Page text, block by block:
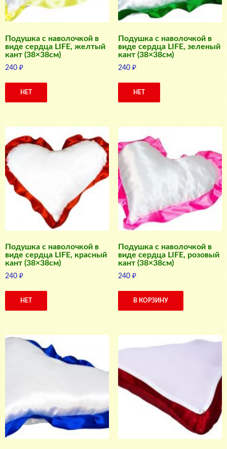
Подушка с наволочкой в
виде сердца LIFE, желтый
кант (38×38см)
240₽
НЕТ
Подушка с наволочкой в
виде сердца LIFE, зеленый
кант (38×38см)
240₽
НЕТ
Подушка с наволочкой в
виде сердца LIFE, красный
кант (38×38см)
240₽
НЕТ
Подушка с наволочкой в
виде сердца LIFE, розовый
кант (38×38см)
240₽
В КОРЗИНУ